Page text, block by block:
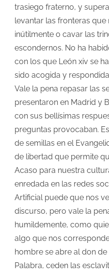
trasiego fraterno, y
levantar las fronteras que
inútilmente o cavar las
escondernos. No ha
con los que León xiv se
sido acogida y
Vale la pena repasar las
presentaron en Madrid y
con sus bellísimas
preguntas provocaban.
de semillas en el
de libertad que permite
Acaso para nuestra
enredada en las redes
Artificial puede que nos
discurso, pero vale la
humildemente, como
algo que nos
hombre se abre al don
Palabra, ceden las